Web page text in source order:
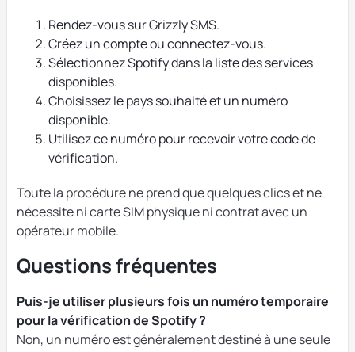
Rendez-vous sur Grizzly SMS.
Créez un compte ou connectez-vous.
Sélectionnez Spotify dans la liste des services
disponibles.
Choisissez le pays souhaité et un numéro
disponible.
Utilisez ce numéro pour recevoir votre code de
vérification.
Toute la procédure ne prend que quelques clics et ne
nécessite ni carte SIM physique ni contrat avec un
opérateur mobile.
Questions fréquentes
Puis-je utiliser plusieurs fois un numéro temporaire
pour la vérification de Spotify ?
Non, un numéro est généralement destiné à une seule